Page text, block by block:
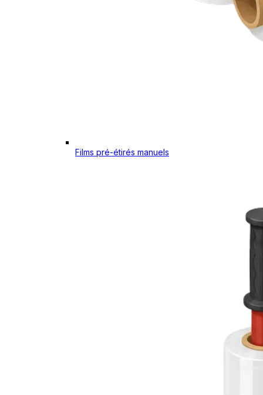
Films pré-étirés manuels